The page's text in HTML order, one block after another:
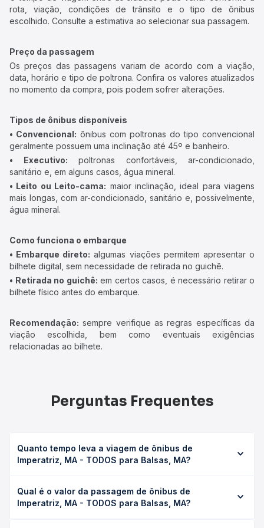
rota, viação, condições de trânsito e o tipo de ônibus
escolhido. Consulte a estimativa ao selecionar sua passagem.
Preço da passagem
Os preços das passagens variam de acordo com a viação,
data, horário e tipo de poltrona. Confira os valores atualizados
no momento da compra, pois podem sofrer alterações.
Tipos de ônibus disponíveis
• Convencional: ônibus com poltronas do tipo convencional
geralmente possuem uma inclinação até 45º e banheiro.
• Executivo: poltronas confortáveis, ar-condicionado,
sanitário e, em alguns casos, água mineral.
• Leito ou Leito-cama: maior inclinação, ideal para viagens
mais longas, com ar-condicionado, sanitário e, possivelmente,
água mineral.
Como funciona o embarque
• Embarque direto: algumas viações permitem apresentar o
bilhete digital, sem necessidade de retirada no guichê.
• Retirada no guichê: em certos casos, é necessário retirar o
bilhete físico antes do embarque.
Recomendação: sempre verifique as regras específicas da
viação escolhida, bem como eventuais exigências
relacionadas ao bilhete.
Perguntas Frequentes
Quanto tempo leva a viagem de ônibus de
Imperatriz, MA - TODOS para Balsas, MA?
Balsas, MA leva em média 7h 11min, podendo variar
conforme a viação, o tipo de serviço (convencional,
Qual é o valor da passagem de ônibus de
Imperatriz, MA - TODOS para Balsas, MA?